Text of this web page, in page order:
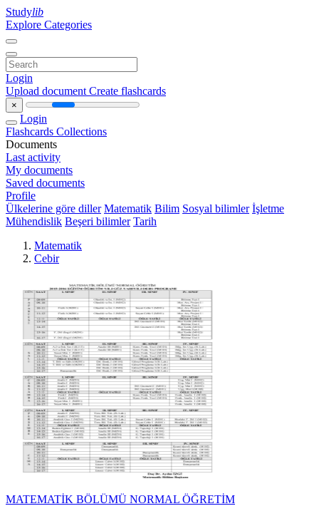
Studylib
Explore Categories
Login
Upload document Create flashcards
×
Login
Flashcards Collections
Documents
Last activity
My documents
Saved documents
Profile
Ülkelerine göre diller Matematik Bilim Sosyal bilimler İşletme
Mühendislik Beşeri bilimler Tarih
Matematik
Cebir
MATEMATİK BÖLÜMÜ NORMAL ÖĞRETİM